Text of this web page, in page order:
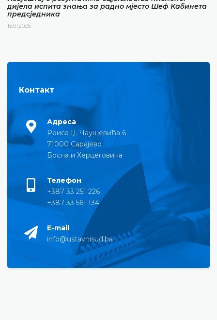
дијела испита знања за радно мјесто Шеф Кабинета
предсједника
15.01.2026.
Контакт
Адреса
Реиса Џ. Чаушевића 6
71000 Сарајево
Босна и Херцеговина
Телефон
+387 33 251 226
+387 33 561 134
E-mail
info@ustavnisud.ba